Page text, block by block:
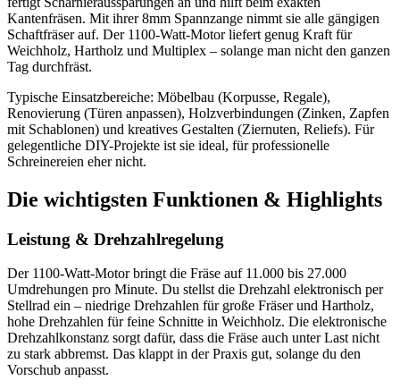
Kantenfräsen. Mit ihrer 8mm Spannzange nimmt sie alle gängigen
Schaftfräser auf. Der 1100-Watt-Motor liefert genug Kraft für
Weichholz, Hartholz und Multiplex – solange man nicht den ganzen
Tag durchfräst.
Typische Einsatzbereiche: Möbelbau (Korpusse, Regale),
Renovierung (Türen anpassen), Holzverbindungen (Zinken, Zapfen
mit Schablonen) und kreatives Gestalten (Ziernuten, Reliefs). Für
gelegentliche DIY-Projekte ist sie ideal, für professionelle
Schreinereien eher nicht.
Die wichtigsten Funktionen & Highlights
Leistung & Drehzahlregelung
Der 1100-Watt-Motor bringt die Fräse auf 11.000 bis 27.000
Umdrehungen pro Minute. Du stellst die Drehzahl elektronisch per
Stellrad ein – niedrige Drehzahlen für große Fräser und Hartholz,
hohe Drehzahlen für feine Schnitte in Weichholz. Die elektronische
Drehzahlkonstanz sorgt dafür, dass die Fräse auch unter Last nicht
zu stark abbremst. Das klappt in der Praxis gut, solange du den
Vorschub anpasst.